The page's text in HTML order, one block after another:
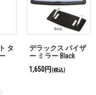
タ
デラックス バイザ
ー ミラー Black
1,650円 (税込)